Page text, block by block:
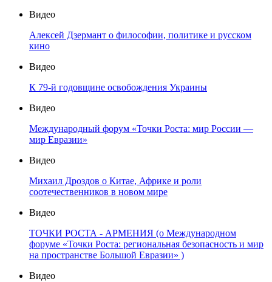
Видео
Алексей Дзермант о философии, политике и русском
кино
Видео
К 79-й годовщине освобождения Украины
Видео
Международный форум «Точки Роста: мир России —
мир Евразии»
Видео
Михаил Дроздов о Китае, Африке и роли
соотечественников в новом мире
Видео
ТОЧКИ РОСТА - АРМЕНИЯ (о Международном
форуме «Точки Роста: региональная безопасность и мир
на пространстве Большой Евразии» )
Видео